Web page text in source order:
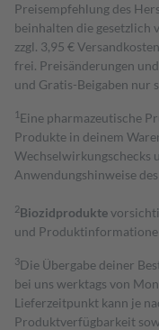
Preisempfehlung des
beinhalten die gesetzlich
zzgl. 3,95 €
frei. Preisänderungen
und Gratis-Beigaben nur
1 Eine pharmazeutische
Produkte in deinem
Wechselwirkungschecks
Anwendungshinweise
2Biozidprodukte
und
3Die Übergabe deiner
bei uns werktags von
Lieferzeitpunkt kann je
Produktverfügbarkeit